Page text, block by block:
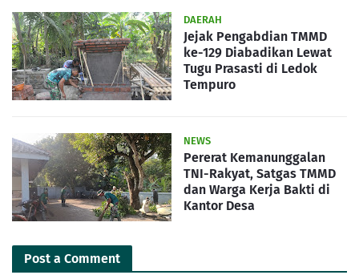
DAERAH
Jejak Pengabdian TMMD
ke-129 Diabadikan Lewat
Tugu Prasasti di Ledok
Tempuro
NEWS
Pererat Kemanunggalan
TNI-Rakyat, Satgas TMMD
dan Warga Kerja Bakti di
Kantor Desa
Post a Comment